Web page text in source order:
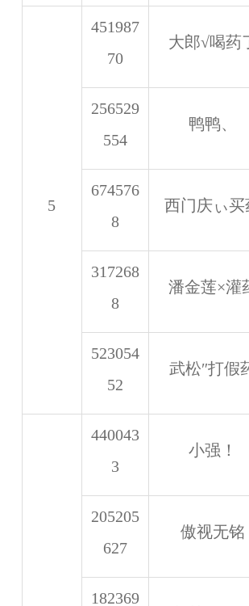
5
451987
70
大郎√喝药
256529
554
鸭鸭、
674576
8
西门庆ぃ买
317268
8
潘金莲×灌
523054
52
武松″打假
440043
3
小强！
205205
627
傲视无铭
182369